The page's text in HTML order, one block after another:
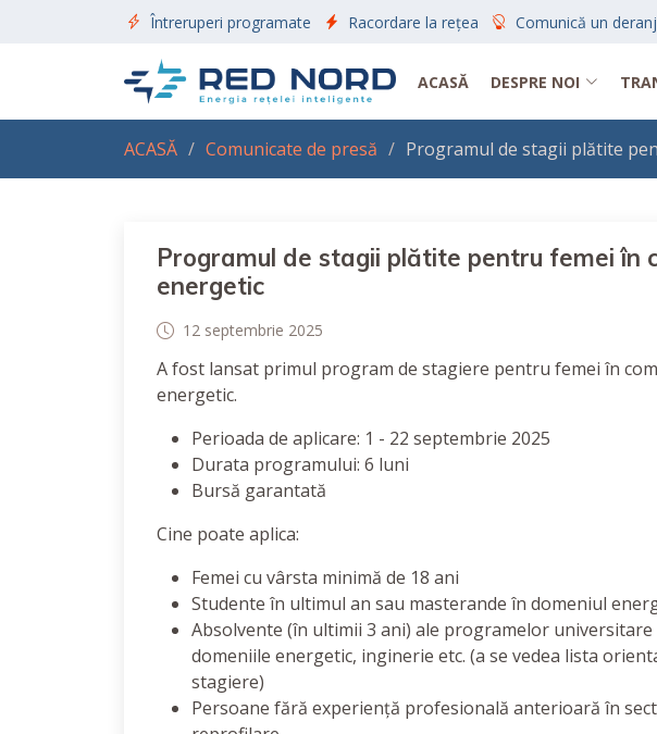
Întreruperi programate Racordare la rețea Comunică un
ACASĂ DESPRE NOI
ACASĂ Comunicate de presă Programul de stagii plătite
Programul de stagii plătite pentru femei în
energetic
12 septembrie 2025
A fost lansat primul program de stagiere pentru femei în
energetic.
Perioada de aplicare: 1 - 22 septembrie 2025
Durata programului: 6 luni
Bursă garantată
Cine poate aplica:
Femei cu vârsta minimă de 18 ani
Studente în ultimul an sau masterande în domeniul
Absolvente (în ultimii 3 ani) ale programelor
domeniile energetic, inginerie etc. (a se vedea lista
stagiere)
Persoane fără experiență profesională anterioară în